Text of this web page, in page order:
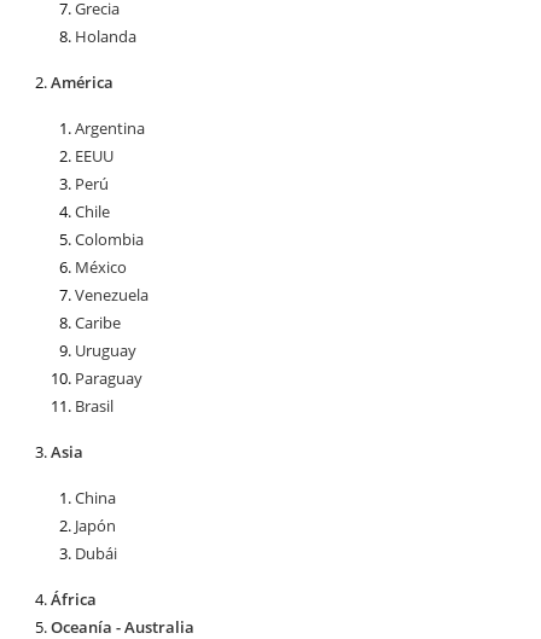
Grecia
Holanda
América
Argentina
EEUU
Perú
Chile
Colombia
México
Venezuela
Caribe
Uruguay
Paraguay
Brasil
Asia
China
Japón
Dubái
África
Oceanía - Australia